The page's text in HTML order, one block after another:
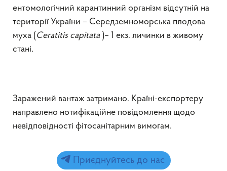
ентомологічний карантинний організм відсутній на
території України – Середземноморська плодова
муха (Ceratitis capitata)– 1 екз. личинки в живому
стані.
Заражений вантаж затримано. Країні-експортеру
направлено нотифікаційне повідомлення щодо
невідповідності фітосанітарним вимогам.
Приєднуйтесь до нас